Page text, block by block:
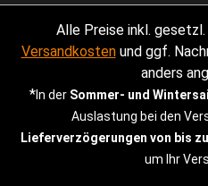
Alle Preise inkl.
Versandkostenund ggf.
anders
*In der Sommer- und
Auslastung bei den
Lieferverzögerungen von bis
um Ihr